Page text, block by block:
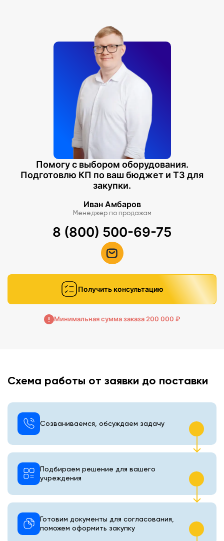
Помогу с выбором оборудования.
Подготовлю КП по ваш бюджет и ТЗ для
закупки.
Иван Амбаров
Менеджер по продажам
8 (800) 500-69-75
Получить консультацию
Минимальная сумма заказа 200 000 ₽
Схема работы от заявки до поставки
Созваниваемся, обсуждаем задачу
Подбираем решение для вашего
учреждения
Готовим документы для согласования,
поможем оформить закупку